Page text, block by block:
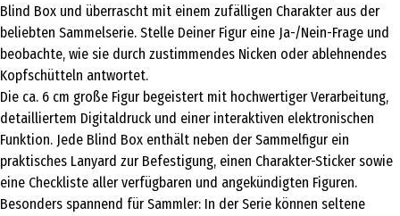
Blind Box und überrascht mit einem zufälligen Charakter aus der
beliebten Sammelserie. Stelle Deiner Figur eine Ja-/Nein-Frage und
beobachte, wie sie durch zustimmendes Nicken oder ablehnendes
Kopfschütteln antwortet.
Die ca. 6 cm große Figur begeistert mit hochwertiger Verarbeitung,
detailliertem Digitaldruck und einer interaktiven elektronischen
Funktion. Jede Blind Box enthält neben der Sammelfigur ein
praktisches Lanyard zur Befestigung, einen Charakter-Sticker sowie
eine Checkliste aller verfügbaren und angekündigten Figuren.
Besonders spannend für Sammler: In der Serie können seltene